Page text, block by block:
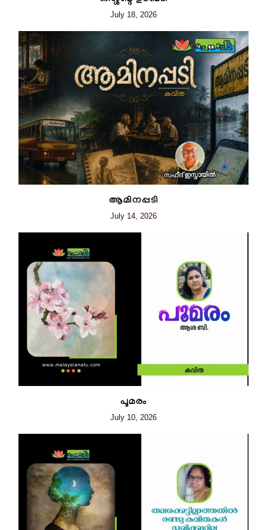
July 18, 2026
ആമിനപ്പടി
July 14, 2026
പൂമരം
July 10, 2026